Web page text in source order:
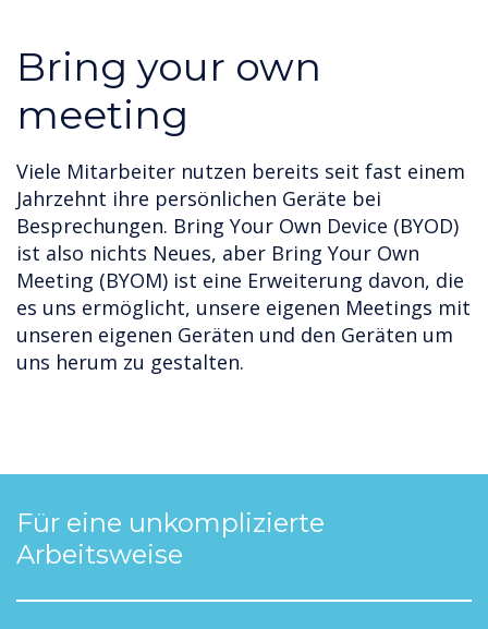
Bring your own
meeting
Viele Mitarbeiter nutzen bereits seit fast einem
Jahrzehnt ihre persönlichen Geräte bei
Besprechungen. Bring Your Own Device (BYOD)
ist also nichts Neues, aber Bring Your Own
Meeting (BYOM) ist eine Erweiterung davon, die
es uns ermöglicht, unsere eigenen Meetings mit
unseren eigenen Geräten und den Geräten um
uns herum zu gestalten.
Für eine unkomplizierte
Arbeitsweise